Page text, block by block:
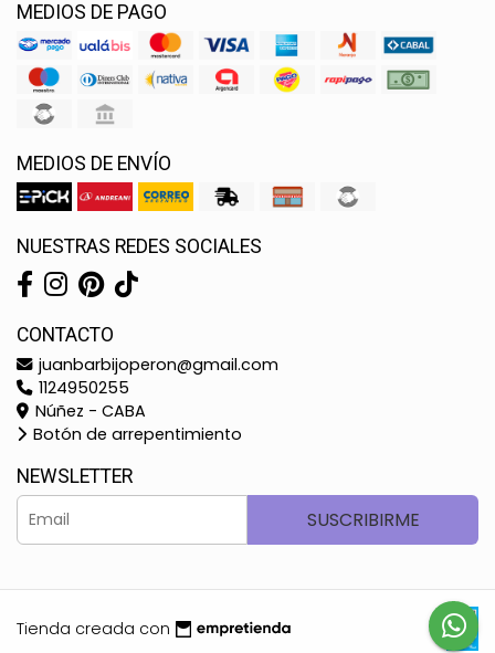
MEDIOS DE PAGO
MEDIOS DE ENVÍO
NUESTRAS REDES SOCIALES
CONTACTO
juanbarbijoperon@gmail.com
1124950255
Núñez - CABA
Botón de arrepentimiento
NEWSLETTER
SUSCRIBIRME
Tienda creada con